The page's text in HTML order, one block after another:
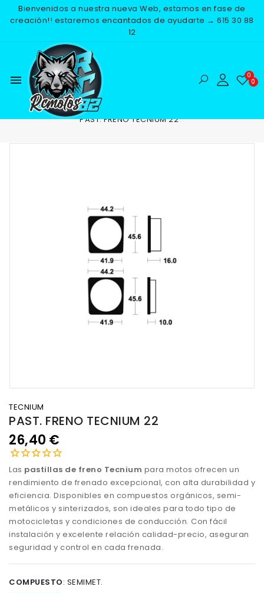
Bienvenidos a nuestra nueva Web, estamos en fase de
creación!! estaremos encantados de ayudarte → 615 30 88
12
menu
Inicio RECAMBIOS
PAST. FRENO TECNIUM 22
TECNIUM
PAST. FRENO TECNIUM 22
26,40 €
Las pastillas de freno Tecnium para motos ofrecen un
rendimiento de frenado excepcional, con alta durabilidad y
eficiencia. Disponibles en compuestos orgánicos, semi-
metálicos y sinterizados, son ideales para todo tipo de
motocicletas y condiciones de conducción. Con fácil
instalación y excelente relación calidad-precio, aseguran
seguridad y control en cada frenada.
COMPUESTO: SEMIMET.